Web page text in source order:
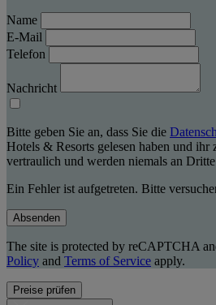
Name
E-Mail
Telefon
Nachricht
Bitte geben Sie an, dass Sie die
Hotels & Resorts gelesen haben und ihr
vertraulich und werden niemals an
Ein Fehler ist aufgetreten. Bitte
Absenden
The site is protected by reCAPTCHA
Policy and Terms of Service apply.
Preise prüfen